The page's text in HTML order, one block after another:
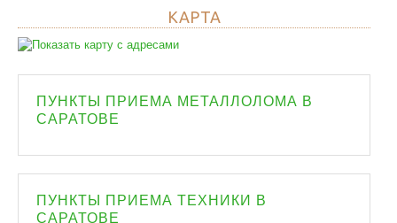
КАРТА
ПУНКТЫ ПРИЕМА МЕТАЛЛОЛОМА В
САРАТОВЕ
ПУНКТЫ ПРИЕМА ТЕХНИКИ В
САРАТОВЕ